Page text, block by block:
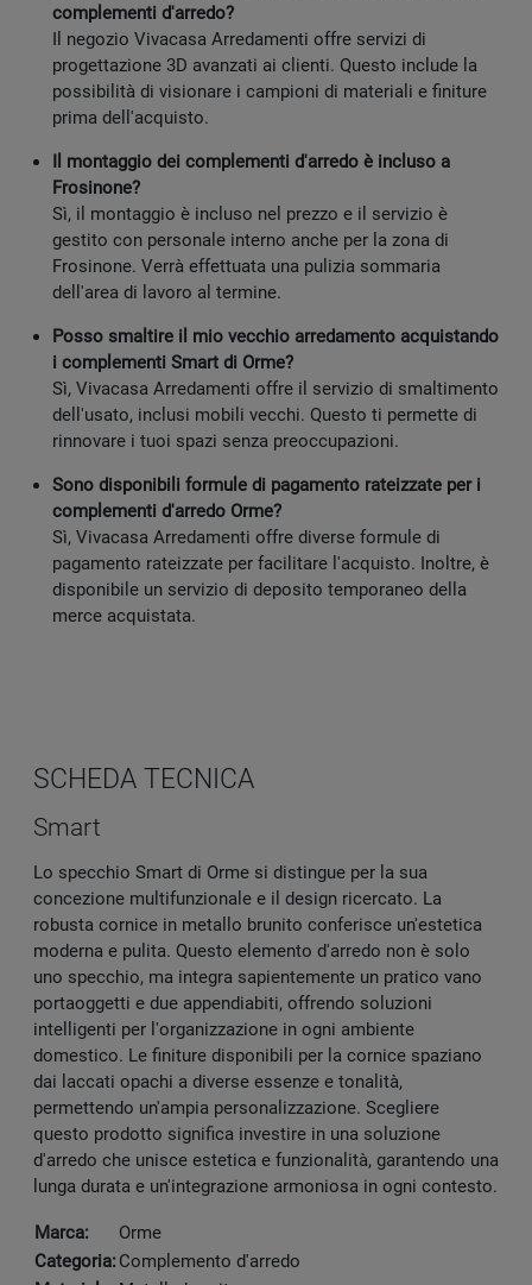
complementi d'arredo?
Il negozio Vivacasa Arredamenti offre servizi di
progettazione 3D avanzati ai clienti. Questo include la
possibilità di visionare i campioni di materiali e finiture
prima dell'acquisto.
Il montaggio dei complementi d'arredo è incluso a
Frosinone?
Sì, il montaggio è incluso nel prezzo e il servizio è
gestito con personale interno anche per la zona di
Frosinone. Verrà effettuata una pulizia sommaria
dell'area di lavoro al termine.
Posso smaltire il mio vecchio arredamento acquistando
i complementi Smart di Orme?
Sì, Vivacasa Arredamenti offre il servizio di smaltimento
dell'usato, inclusi mobili vecchi. Questo ti permette di
rinnovare i tuoi spazi senza preoccupazioni.
Sono disponibili formule di pagamento rateizzate per i
complementi d'arredo Orme?
Sì, Vivacasa Arredamenti offre diverse formule di
pagamento rateizzate per facilitare l'acquisto. Inoltre, è
disponibile un servizio di deposito temporaneo della
merce acquistata.
SCHEDA TECNICA
Smart
Lo specchio Smart di Orme si distingue per la sua
concezione multifunzionale e il design ricercato. La
robusta cornice in metallo brunito conferisce un'estetica
moderna e pulita. Questo elemento d'arredo non è solo
uno specchio, ma integra sapientemente un pratico vano
portaoggetti e due appendiabiti, offrendo soluzioni
intelligenti per l'organizzazione in ogni ambiente
domestico. Le finiture disponibili per la cornice spaziano
dai laccati opachi a diverse essenze e tonalità,
permettendo un'ampia personalizzazione. Scegliere
questo prodotto significa investire in una soluzione
d'arredo che unisce estetica e funzionalità, garantendo una
lunga durata e un'integrazione armoniosa in ogni contesto.
Marca:
Orme
Categoria:Complemento d'arredo